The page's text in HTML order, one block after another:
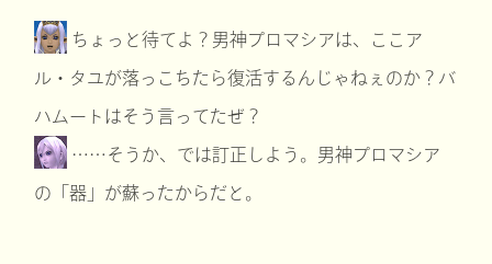
ちょっと待てよ？男神プロマシアは、ここア
ル・タユが落っこちたら復活するんじゃねぇのか？バ
ハムートはそう言ってたぜ？
……そうか、では訂正しよう。男神プロマシア
の「器」が蘇ったからだと。